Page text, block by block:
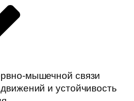
мышечной связи
и устойчивость